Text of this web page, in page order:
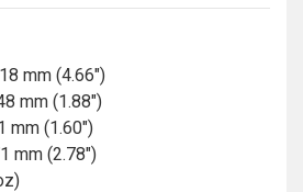
mm (4.66")
mm (1.88")
mm (1.60")
mm (2.78")